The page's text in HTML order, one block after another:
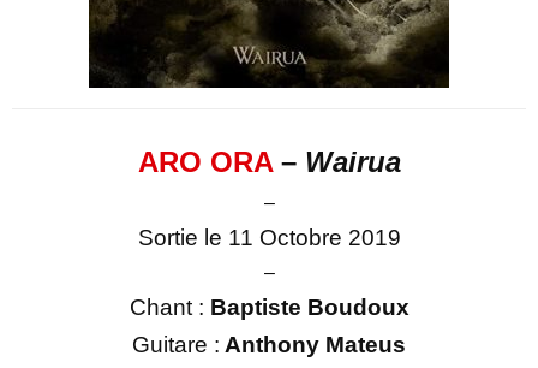
ARO ORA– Wairua
–
Sortie le 11 Octobre 2019
–
Chant : Baptiste Boudoux
Guitare : Anthony Mateus